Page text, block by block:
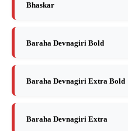
Bhaskar
Baraha Devnagiri Bold
Baraha Devnagiri Extra Bold
Baraha Devnagiri Extra